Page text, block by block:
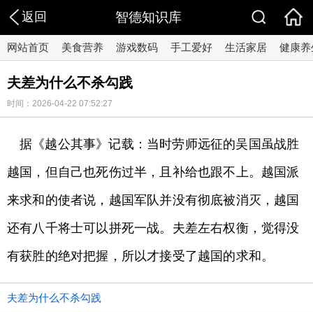
返回 智德知识库
网站首页 美食营养 游戏数码 手工爱好 生活家居 健康养
夫差为什么不杀勾践
时间：2026-04-22 07:52:27
据《越公其事》记载：当时劳师远征的吴国虽战胜
越国，但自己也死伤过半，且补给也跟不上。越国派
来求和的使者说，越国军队并没有彻底被消灭，越国
还有八千将士可以拼死一战。夫差左右权衡，觉得没
有获胜的绝对把握，所以才接受了越国的求和。
夫差为什么不杀勾践